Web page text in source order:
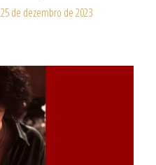
25 de dezembro de 2023